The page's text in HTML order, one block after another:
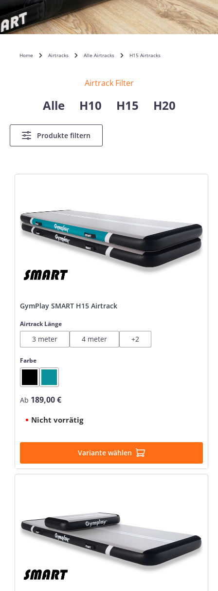
Home Airtracks Alle Airtracks H15 Airtracks
Airtrack Filter
Alle H10 H15 H20
Produkte filtern
GymPlay SMART H15 Airtrack
Airtrack Längeauswählen
3 meter 4 meter +2
Farbeauswählen
Regulärer Preis:
Ab 189,00 €
Nicht vorrätig
Variante wählen